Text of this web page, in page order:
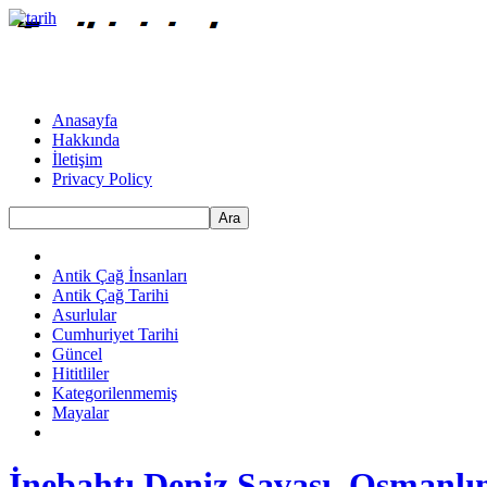
Anasayfa
Hakkında
İletişim
Privacy Policy
Ara
Antik Çağ İnsanları
Antik Çağ Tarihi
Asurlular
Cumhuriyet Tarihi
Güncel
Hititliler
Kategorilenmemiş
Mayalar